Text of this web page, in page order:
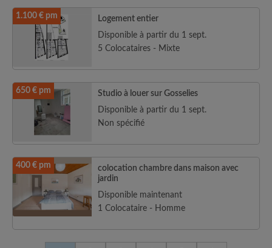
1.100 € pm
Logement entier
Disponible à partir du 1 sept.
5 Colocataires - Mixte
650 € pm
Studio à louer sur Gosselies
Disponible à partir du 1 sept.
Non spécifié
400 € pm
colocation chambre dans maison avec
jardin
Disponible maintenant
1 Colocataire - Homme